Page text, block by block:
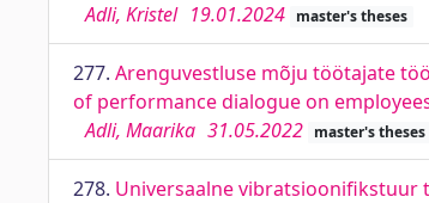
Adli, Kristel 19.01.2024 master's theses
277. Arenguvestluse mõju töötajate
of performance dialogue on
Adli, Maarika 31.05.2022 master's theses
278. Universaalne